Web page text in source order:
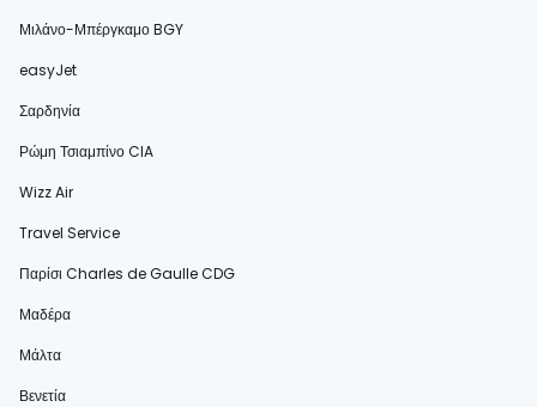
Μιλάνο-Μπέργκαμο BGY
easyJet
Σαρδηνία
Ρώμη Τσιαμπίνο CIA
Wizz Air
Travel Service
Παρίσι Charles de Gaulle CDG
Μαδέρα
Μάλτα
Βενετία